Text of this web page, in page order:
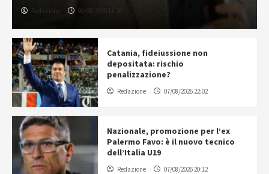
Redazione 08/08/2026 11:36
Catania, fideiussione non
depositata: rischio
penalizzazione?
Redazione 07/08/2026 22:02
Nazionale, promozione per l’ex
Palermo Favo: è il nuovo tecnico
dell’Italia U19
Redazione 07/08/2026 20:12